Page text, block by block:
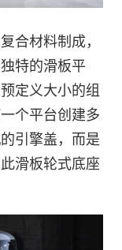
合材料制成，
特的滑板平
定义大小的组
个平台创建多
引擎盖，而是
滑板轮式底座